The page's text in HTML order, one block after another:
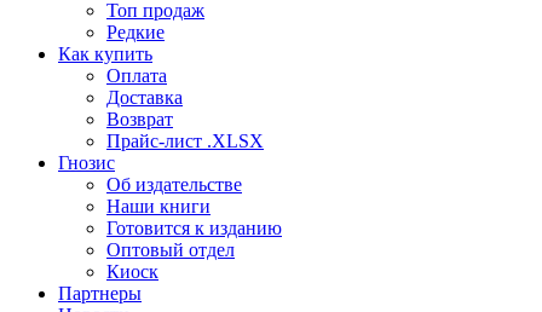
Топ продаж
Редкие
Как купить
Оплата
Доставка
Возврат
Прайс-лист .XLSX
Гнозис
Об издательстве
Наши книги
Готовится к изданию
Оптовый отдел
Киоск
Партнеры